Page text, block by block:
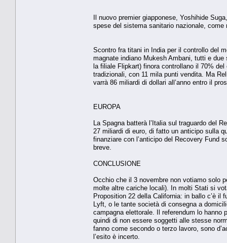
Il nuovo premier giapponese, Yoshihide
spese del sistema sanitario nazionale,
Scontro fra titani in India per il controllo del
magnate indiano Mukesh Ambani, tutti e
la filiale Flipkart) finora controllano il 70%
tradizionali, con 11 mila punti vendita. Ma
varrà 86 miliardi di dollari all’anno entro il
EUROPA
La Spagna batterà l’Italia sul traguardo del
27 miliardi di euro, di fatto un anticipo sulla
finanziare con l’anticipo del Recovery Fund
breve.
CONCLUSIONE
Occhio che il 3 novembre non votiamo solo
molte altre cariche locali). In molti Stati si
Proposition 22 della California: in ballo c’è
Lyft, o le tante società di consegna a
campagna elettorale. Il referendum lo hanno
quindi di non essere soggetti alle stesse
fanno come secondo o terzo lavoro, sono
l’esito è incerto.